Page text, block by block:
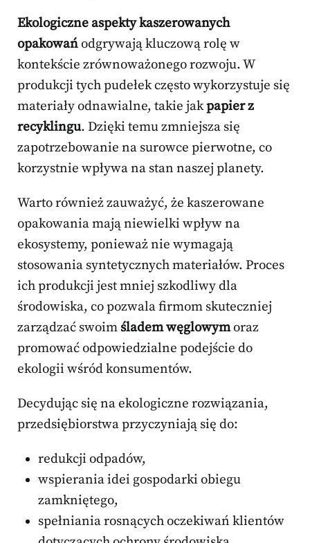
Ekologiczne aspekty kaszerowanych
opakowańodgrywają kluczową rolę w
kontekście zrównoważonego rozwoju. W
produkcji tych pudełek często wykorzystuje się
materiały odnawialne, takie jakpapier z
recyklingu. Dzięki temu zmniejsza się
zapotrzebowanie na surowce pierwotne, co
korzystnie wpływa na stan naszej planety.
Warto również zauważyć, że kaszerowane
opakowania mają niewielki wpływ na
ekosystemy, ponieważ nie wymagają
stosowania syntetycznych materiałów. Proces
ich produkcji jest mniej szkodliwy dla
środowiska, co pozwala firmom skuteczniej
zarządzać swoim śladem węglowymoraz
promować odpowiedzialne podejście do
ekologii wśród konsumentów.
Decydując się na ekologiczne rozwiązania,
przedsiębiorstwa przyczyniają się do:
redukcji odpadów,
wspierania idei gospodarki obiegu
zamkniętego,
spełniania rosnących oczekiwań klientów